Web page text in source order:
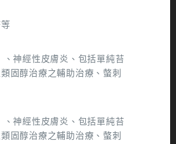
神經性皮膚炎、包括單純苔
固醇治療之輔助治療、螫刺
神經性皮膚炎、包括單純苔
固醇治療之輔助治療、螫刺